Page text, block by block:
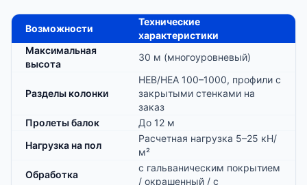
Возможности
Технические
характеристики
Максимальная
высота
30 м (многоуровневый)
Разделы колонки
HEB/HEA 100–1000, профили с
закрытыми стенками на
заказ
Пролеты балок
До 12 м
Нагрузка на пол
Расчетная нагрузка 5–25 кН/
м²
Обработка
с гальваническим покрытием
/ окрашенный / с